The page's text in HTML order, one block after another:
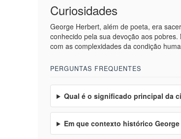
Curiosidades
George Herbert, além de poeta, era
conhecido pela sua devoção aos
com as complexidades da condição
PERGUNTAS FREQUENTES
Qual é o significado principal da
Em que contexto histórico